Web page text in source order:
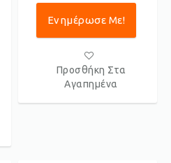
Ενημέρωσε Με!
Προσθήκη Στα
Αγαπημένα